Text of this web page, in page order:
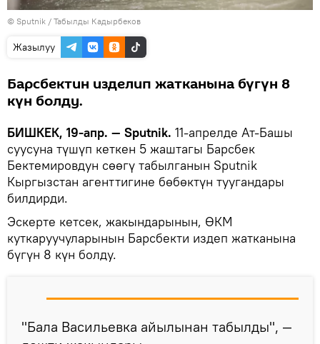
© Sputnik / Табылды Кадырбеков
Жазылуу
Барсбектин изделип жатканына бүгүн 8
күн болду.
БИШКЕК, 19-апр. — Sputnik. 11-апрелде Ат-Башы
суусуна түшүп кеткен 5 жаштагы Барсбек
Бектемировдун сөөгү табылганын Sputnik
Кыргызстан агенттигине бөбөктүн туугандары
билдирди.
Эскерте кетсек, жакындарынын, ӨКМ
куткаруучуларынын Барсбекти издеп жатканына
бүгүн 8 күн болду.
"Бала Васильевка айылынан табылды", —